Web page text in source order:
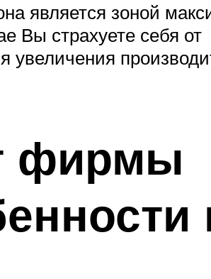
является зоной
Вы страхуете себя от
увеличения
фирмы